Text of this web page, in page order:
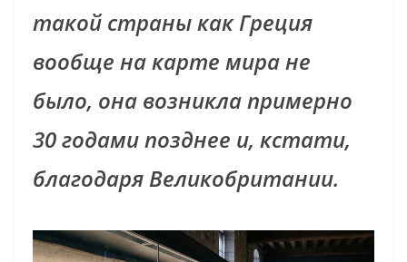
такой страны как Греция
вообще на карте мира не
было, она возникла примерно
30 годами позднее и, кстати,
благодаря Великобритании.